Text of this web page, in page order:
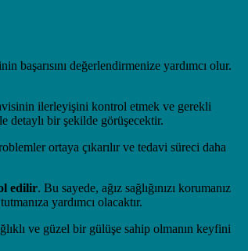
başarısını değerlendirmenize yardımcı olur.
ilerleyişini kontrol etmek ve gerekli
detaylı bir şekilde görüşecektir.
ortaya çıkarılır ve tedavi süreci daha
edilir. Bu sayede, ağız sağlığınızı korumanız
yardımcı olacaktır.
ve güzel bir gülüşe sahip olmanın keyfini